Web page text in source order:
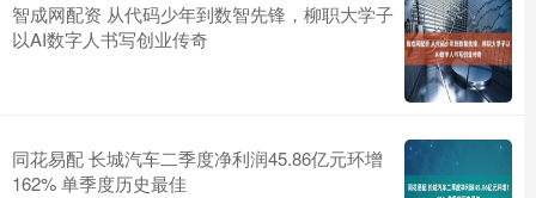
智成网配资 从代码少年到数智先锋，柳职大学子
以AI数字人书写创业传奇
同花易配 长城汽车二季度净利润45.86亿元环增
162% 单季度历史最佳